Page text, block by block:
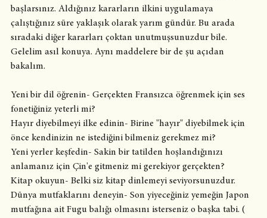
başlarsınız. Aldığınız kararların ilkini uygulamaya
çalıştığınız süre yaklaşık olarak yarım gündür. Bu arada
sıradaki diğer kararları çoktan unutmuşsunuzdur bile.
Gelelim asıl konuya. Aynı maddelere bir de şu açıdan
bakalım.
Yeni bir dil öğrenin- Gerçekten Fransızca öğrenmek için ses
fonetiğiniz yeterli mi?
Hayır diyebilmeyi ilke edinin- Birine "hayır" diyebilmek için
önce kendinizin ne istediğini bilmeniz gerekmez mi?
Yeni yerler keşfedin- Sakin bir tatilden hoşlandığınızı
anlamanız için Çin'e gitmeniz mi gerekiyor gerçekten?
Kitap okuyun- Belki siz kitap dinlemeyi seviyorsunuzdur.
Dünya mutfaklarını deneyin- Son yiyeceğiniz yemeğin Japon
mutfağına ait Fugu balığı olmasını isterseniz o başka tabi. (